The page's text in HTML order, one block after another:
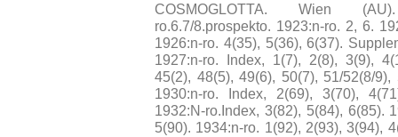
COSMOGLOTTA. Wien
ro.6.7/8.prospekto. 1923:n-ro. 2, 6.
1926:n-ro. 4(35), 5(36), 6(37).
1927:n-ro. Index, 1(7), 2(8), 3(9),
45(2), 48(5), 49(6), 50(7), 51/52(8/
1930:n-ro. Index, 2(69), 3(70),
1932:N-ro.Index, 3(82), 5(84), 6(85).
5(90). 1934:n-ro. 1(92), 2(93), 3(94),